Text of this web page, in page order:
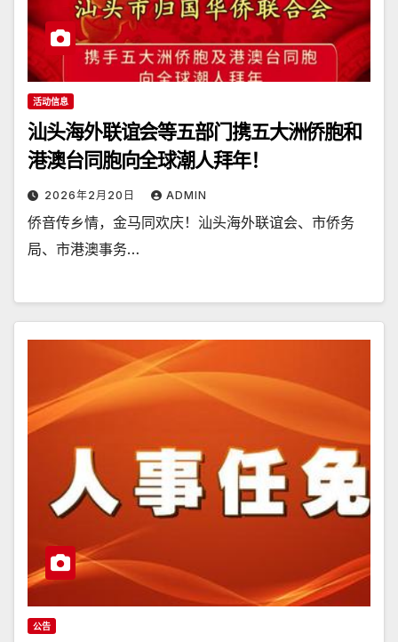
活动信息
汕头海外联谊会等五部门携五大洲侨胞和
港澳台同胞向全球潮人拜年！
2026年2月20日 ADMIN
侨音传乡情，金马同欢庆！汕头海外联谊会、市侨务
局、市港澳事务…
公告